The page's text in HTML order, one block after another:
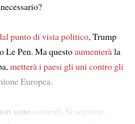
punto di vista politico, Trump
Le Pen. Ma questoaumenteràla
metterà i paesi gli uni contro gli
Europea.
sono contenti. Si sentono